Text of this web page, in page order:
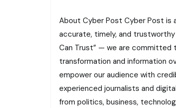
About Cyber Post Cyber Post is
accurate, timely, and trustworthy
Can Trust” — we are committed
transformation and information
empower our audience with
experienced journalists and
from politics, business,